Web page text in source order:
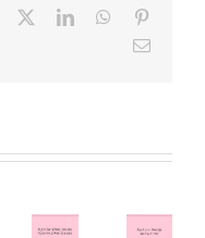
Facebook LinkedInWhatsApp
E-